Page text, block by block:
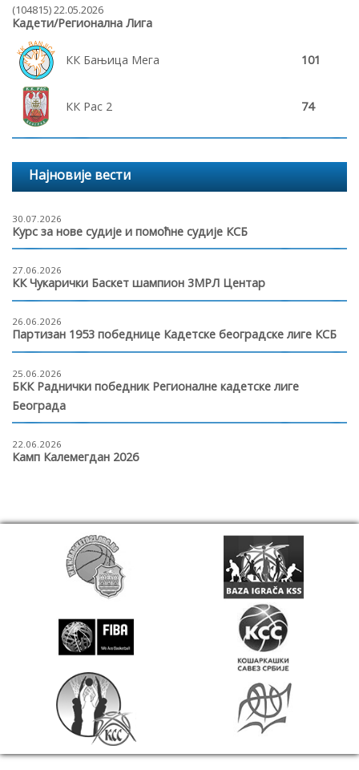
(104815) 22.05.2026
Кадети/Регионална Лига
КК Бањица Мега 101
КК Рас 2 74
Најновије вести
30.07.2026
Курс за нове судије и помоћне судије КСБ
27.06.2026
КК Чукарички Баскет шампион 3МРЛ Центар
26.06.2026
Партизан 1953 победнице Кадетске београдске лиге КСБ
25.06.2026
БКК Раднички победник Регионалне кадетске лиге
Београда
22.06.2026
Камп Калемегдан 2026